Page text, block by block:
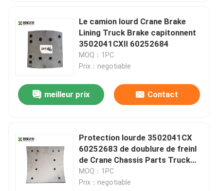
Le camion lourd Crane Brake
Lining Truck Brake capitonnent
3502041CXⅡ 60252684
MOQ：1PC
Prix：negotiable
meilleur prix Contact
Protection lourde 3502041CX
60252683 de doublure de freinⅠ
de Crane Chassis Parts Truck
Crane
MOQ：1PC
Prix：negotiable